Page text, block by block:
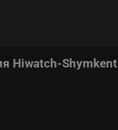
Hiwatch-Shymkent